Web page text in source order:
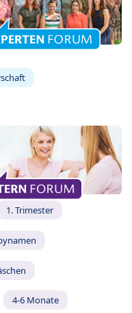
1. Trimester
4-6 Monate